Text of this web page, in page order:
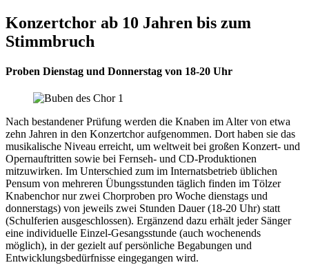
Konzertchor ab 10 Jahren bis zum
Stimmbruch
Proben Dienstag und Donnerstag von 18-20 Uhr
Nach bestandener Prüfung werden die Knaben im Alter von etwa
zehn Jahren in den Konzertchor aufgenommen. Dort haben sie das
musikalische Niveau erreicht, um weltweit bei großen Konzert- und
Opernauftritten sowie bei Fernseh- und CD-Produktionen
mitzuwirken. Im Unterschied zum im Internatsbetrieb üblichen
Pensum von mehreren Übungsstunden täglich finden im Tölzer
Knabenchor nur zwei Chorproben pro Woche dienstags und
donnerstags) von jeweils zwei Stunden Dauer (18-20 Uhr) statt
(Schulferien ausgeschlossen). Ergänzend dazu erhält jeder Sänger
eine individuelle Einzel-Gesangsstunde (auch wochenends
möglich), in der gezielt auf persönliche Begabungen und
Entwicklungsbedürfnisse eingegangen wird.